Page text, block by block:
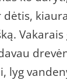
Vakarais
lyg